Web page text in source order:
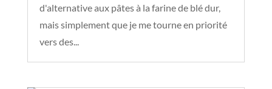
d'alternative aux pâtes à la farine de blé dur,
mais simplement que je me tourne en priorité
vers des...